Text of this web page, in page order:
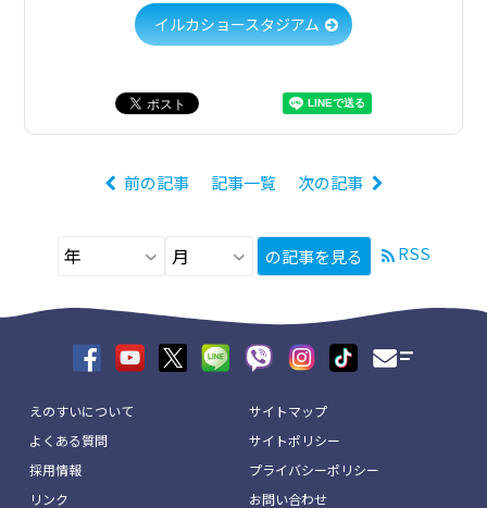
イルカショースタジアム
前の記事 記事一覧 次の記事
の記事を見る RSS
えのすいについて
よくある質問
採用情報
リンク
サイトマップ
サイトポリシー
プライバシーポリシー
お問い合わせ